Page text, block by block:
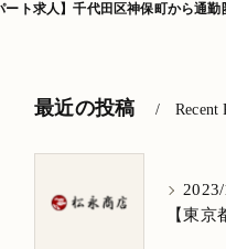
ート求人】千代田区神保町から通
最近の投稿 Recent